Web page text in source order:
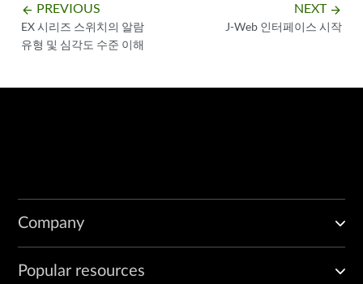
arrow_backward PREVIOUS
EX 시리즈 스위치의 알람
유형 및 심각도 수준 이해
NEXT arrow_forward
J-Web 인터페이스 시작
Company
Popular resources